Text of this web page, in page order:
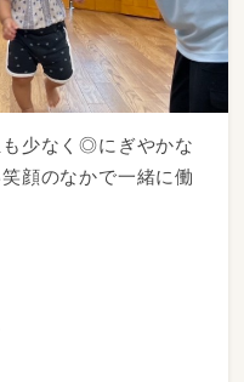
少なく◎にぎやかな
顔のなかで一緒に働